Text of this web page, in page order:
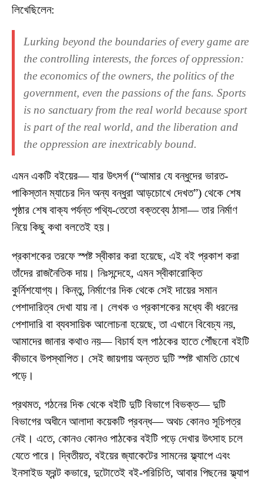
লিখেছিলেন:
Lurking beyond the boundaries of every game are
the controlling interests, the forces of oppression:
the economics of the owners, the politics of the
government, even the passions of the fans. Sports
is no sanctuary from the real world because sport
is part of the real world, and the liberation and
the oppression are inextricably bound.
এমন একটি বইয়ের— যার উৎসর্গ (“আমার যে বন্ধুদের ভারত-
পাকিস্তান ম্যাচের দিন অন্য বন্ধুরা আড়চোখে দেখত”) থেকে শেষ
পৃষ্ঠার শেষ বাক্য পর্যন্ত পথ্যি-তেতো বক্তব্যে ঠাসা— তার নির্মাণ
নিয়ে কিছু কথা বলতেই হয়।
প্রকাশকের তরফে স্পষ্ট স্বীকার করা হয়েছে, এই বই প্রকাশ করা
তাঁদের রাজনৈতিক দায়। নিঃসন্দেহে, এমন স্বীকারোক্তি
কুর্নিশযোগ্য। কিন্তু, নির্মাণের দিক থেকে সেই দায়ের সমান
পেশাদারিত্ব দেখা যায় না। লেখক ও প্রকাশকের মধ্যে কী ধরনের
পেশাদারি বা ব্যবসায়িক আলোচনা হয়েছে, তা এখানে বিবেচ্য নয়,
আমাদের জানার কথাও নয়— বিচার্য হল পাঠকের হাতে পৌঁছনো বইটি
কীভাবে উপস্থাপিত। সেই জায়গায় অন্তত দুটি স্পষ্ট খামতি চোখে
পড়ে।
প্রথমত, গঠনের দিক থেকে বইটি দুটি বিভাগে বিভক্ত— দুটি
বিভাগের অধীনে আলাদা কয়েকটি প্রবন্ধ— অথচ কোনও সূচিপত্র
নেই। এতে, কোনও কোনও পাঠকের বইটি পড়ে দেখার উৎসাহ চলে
যেতে পারে। দ্বিতীয়ত, বইয়ের জ্যাকেটের সামনের ফ্ল্যাপে এবং
ইনসাইড ফ্রন্ট কভারে, দুটোতেই বই-পরিচিতি, আবার পিছনের ফ্ল্যাপ